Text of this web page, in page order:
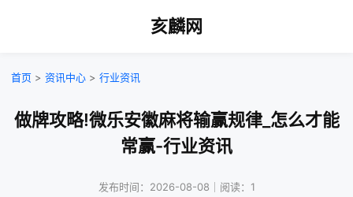
亥麟网
首页 > 资讯中心 > 行业资讯
做牌攻略!微乐安徽麻将输赢规律_怎么才能
常赢-行业资讯
发布时间：2026-08-08｜阅读：1